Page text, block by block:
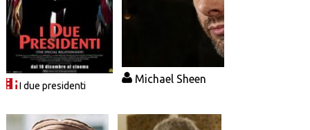
I due presidenti
Michael Sheen